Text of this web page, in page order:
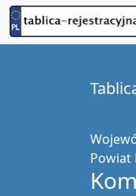
Powiat